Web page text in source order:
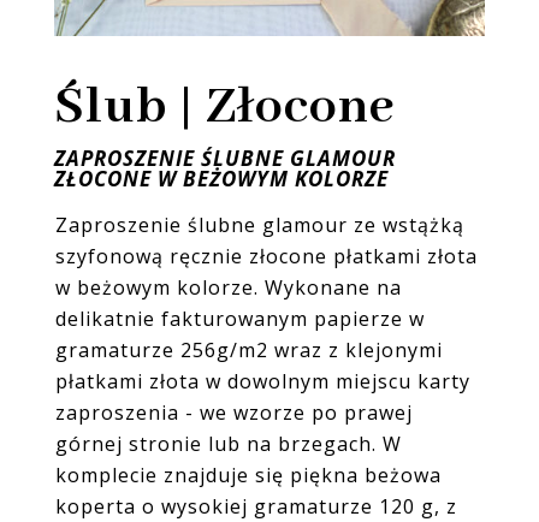
Ślub | Złocone
ZAPROSZENIE ŚLUBNE GLAMOUR
ZŁOCONE W BEŻOWYM KOLORZE
Zaproszenie ślubne glamour ze wstążką
szyfonową ręcznie złocone płatkami złota
w beżowym kolorze. Wykonane na
delikatnie fakturowanym papierze w
gramaturze 256g/m2 wraz z klejonymi
płatkami złota w dowolnym miejscu karty
zaproszenia - we wzorze po prawej
górnej stronie lub na brzegach. W
komplecie znajduje się piękna beżowa
koperta o wysokiej gramaturze 120 g, z